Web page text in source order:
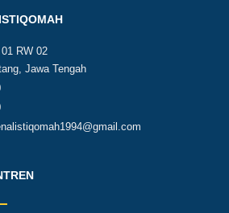
RW 02
Jawa Tengah